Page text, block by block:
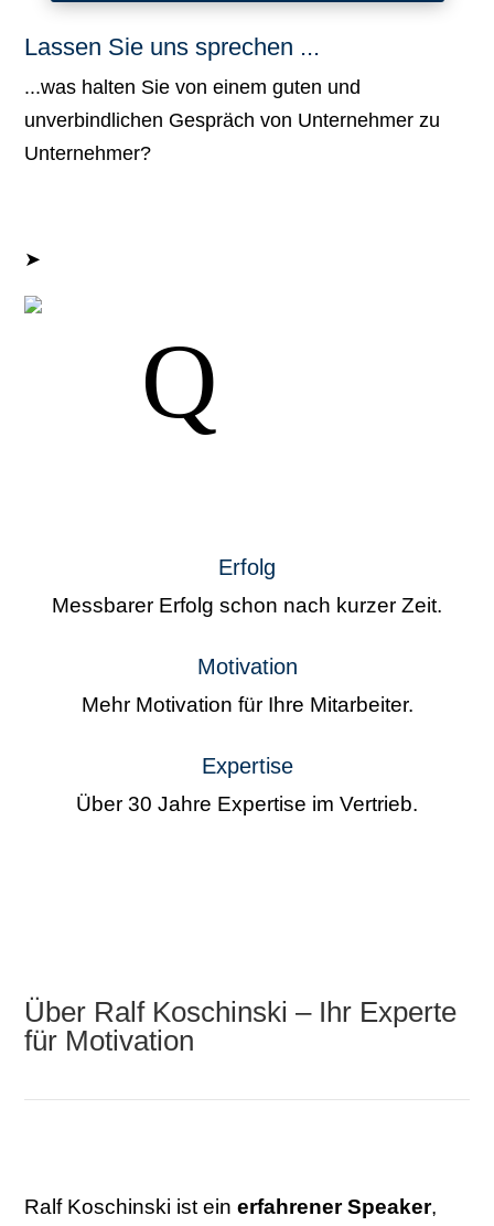
Lassen Sie uns sprechen ...
...was halten Sie von einem guten und
unverbindlichen Gespräch von Unternehmer zu
Unternehmer?
➤
Q
Erfolg
Messbarer Erfolg schon nach kurzer Zeit.
Motivation
Mehr Motivation für Ihre Mitarbeiter.
Expertise
Über 30 Jahre Expertise im Vertrieb.
Über Ralf Koschinski – Ihr Experte
für Motivation
Ralf Koschinski ist einerfahrener Speaker,